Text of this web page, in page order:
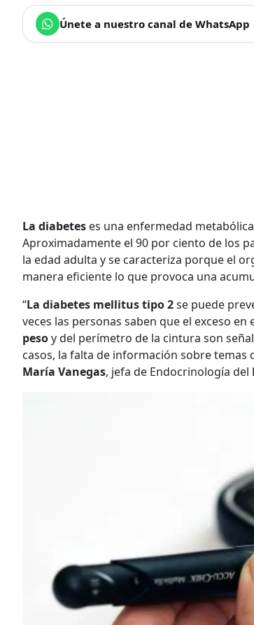
Únete a nuestro canal de WhatsApp
La diabetes es una enfermedad
Aproximadamente el 90 por ciento de los
la edad adulta y se caracteriza porque el
manera eficiente lo que provoca una
“La diabetes mellitus tipo 2se puede
veces las personas saben que el exceso en
pesoy del perímetro de la cintura son
casos, la falta de información sobre temas
María Vanegas, jefa de Endocrinología del